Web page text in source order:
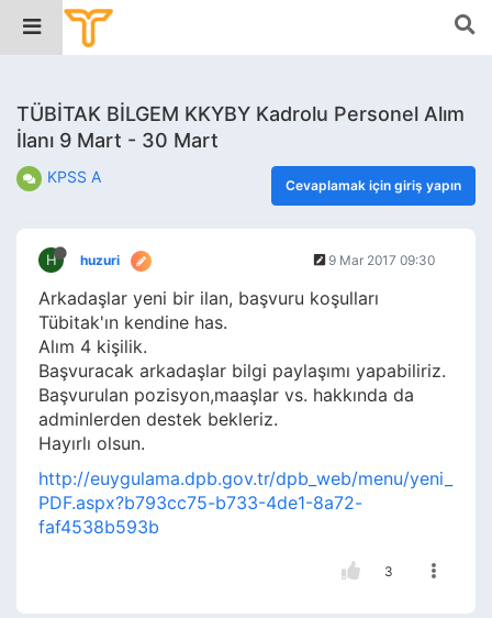
TÜBİTAK BİLGEM KKYBY Kadrolu Personel Alım
İlanı 9 Mart - 30 Mart
KPSS A Cevaplamak için giriş yapın
H huzuri 9 Mar 2017 09:30
Arkadaşlar yeni bir ilan, başvuru koşulları
Tübitak'ın kendine has.
Alım 4 kişilik.
Başvuracak arkadaşlar bilgi paylaşımı yapabiliriz.
Başvurulan pozisyon,maaşlar vs. hakkında da
adminlerden destek bekleriz.
Hayırlı olsun.
http://euygulama.dpb.gov.tr/dpb_web/menu/yeni_
PDF.aspx?b793cc75-b733-4de1-8a72-
faf4538b593b
3